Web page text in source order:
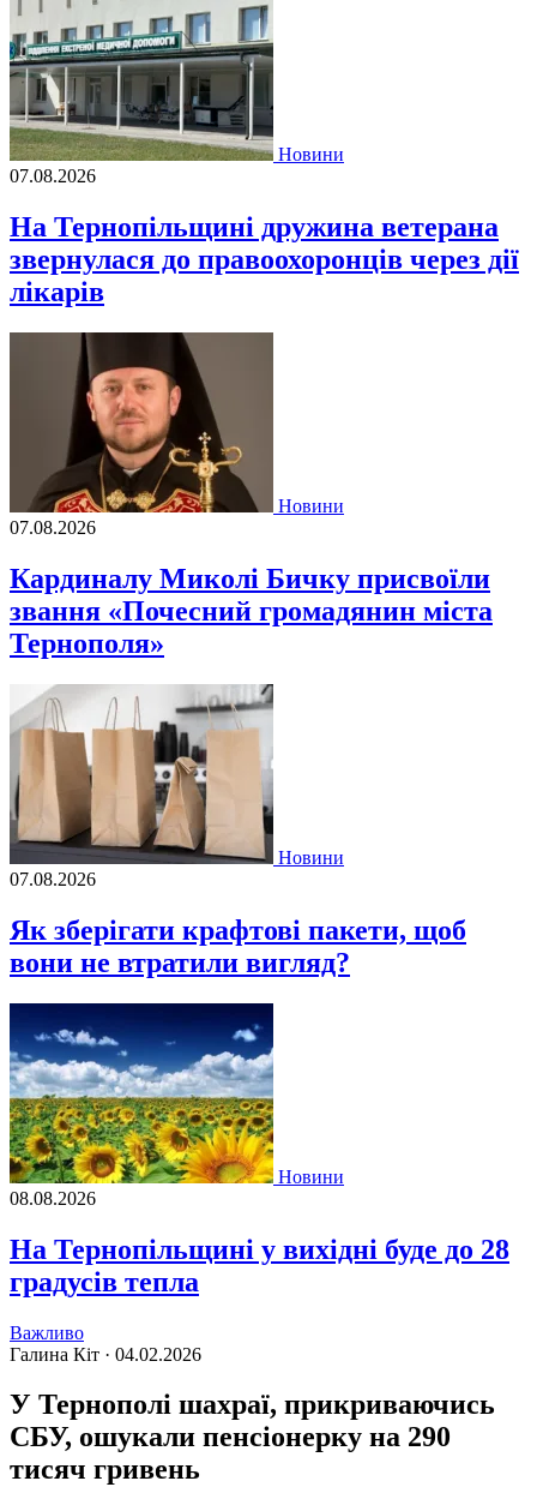
Новини
07.08.2026
На Тернопільщині дружина ветерана
звернулася до правоохоронців через дії
лікарів
Новини
07.08.2026
Кардиналу Миколі Бичку присвоїли
звання «Почесний громадянин міста
Тернополя»
Новини
07.08.2026
Як зберігати крафтові пакети, щоб
вони не втратили вигляд?
Новини
08.08.2026
На Тернопільщині у вихідні буде до 28
градусів тепла
Важливо
Галина Кіт · 04.02.2026
У Тернополі шахраї, прикриваючись
СБУ, ошукали пенсіонерку на 290
тисяч гривень